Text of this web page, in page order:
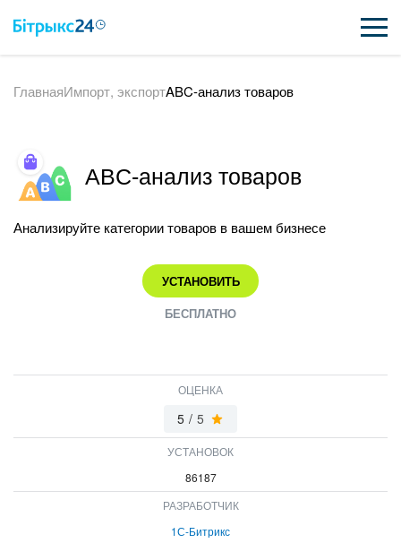
ВОЗМОЖНОСТИ
ИНТЕГРАЦИИ
ВХОД
ГлавнаяИмпорт, экспортABC-анализ товаров
ABC-анализ товаров
Анализируйте категории товаров в вашем бизнесе
УСТАНОВИТЬ
БЕСПЛАТНО
ОЦЕНКА
5 / 5
УСТАНОВОК
86187
РАЗРАБОТЧИК
1С-Битрикс